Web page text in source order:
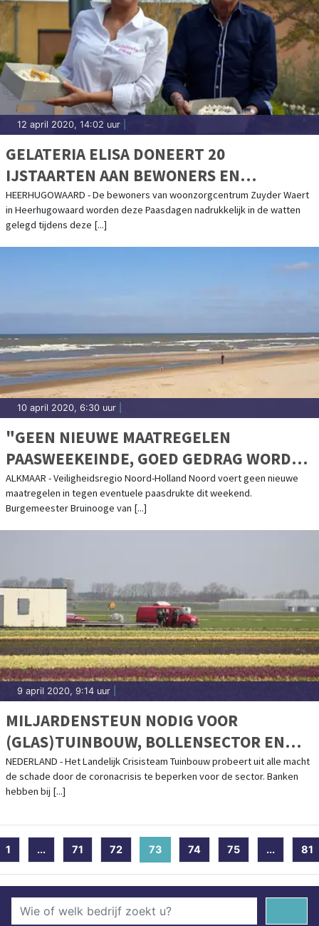
12 april 2020, 14:02 uur
GELATERIA ELISA DONEERT 20
IJSTAARTEN AAN BEWONERS EN
PERSONEEL ZUYDER WAERT
HEERHUGOWAARD - De bewoners van woonzorgcentrum Zuyder Waert
in Heerhugowaard worden deze Paasdagen nadrukkelijk in de watten
gelegd tijdens deze [...]
10 april 2020, 6:30 uur
"GEEN NIEUWE MAATREGELEN
PAASWEEKEINDE, GOED GEDRAG WORDT
BELOOND"
ALKMAAR - Veiligheidsregio Noord-Holland Noord voert geen nieuwe
maatregelen in tegen eventuele paasdrukte dit weekend.
Burgemeester Bruinooge van [...]
9 april 2020, 9:14 uur
MILJARDENSTEUN NODIG VOOR
(GLAS)TUINBOUW, BOLLENSECTOR EN
ZAADVEREDELAARS
NEDERLAND - Het Landelijk Crisisteam Tuinbouw probeert uit alle macht
de schade door de coronacrisis te beperken voor de sector. Banken
hebben bij [...]
1 ... 71 72 73 (current)
74 75 ... 81